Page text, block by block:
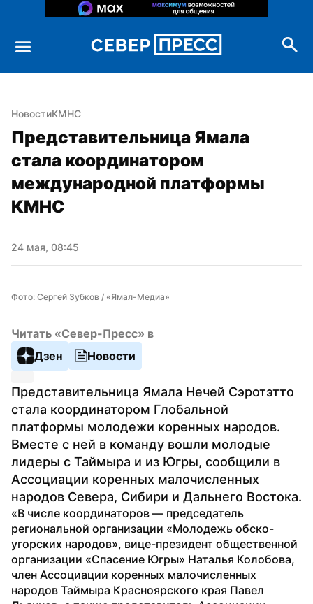
НовостиКМНС
Представительница Ямала
стала координатором
международной платформы
КМНС
24 мая, 08:45
Фото: Сергей Зубков / «Ямал-Медиа»
Читать «Север-Пресс» в
Дзен
Новости
Представительница Ямала Нечей Сэротэтто
стала координатором Глобальной
платформы молодежи коренных народов.
Вместе с ней в команду вошли молодые
лидеры с Таймыра и из Югры, сообщили в
Ассоциации коренных малочисленных
«В числе координаторов — председатель
региональной организации «Молодежь обско-
угорских народов», вице-президент общественной
организации «Спасение Югры» Наталья Колобова,
член Ассоциации коренных малочисленных
народов Таймыра Красноярского края Павел